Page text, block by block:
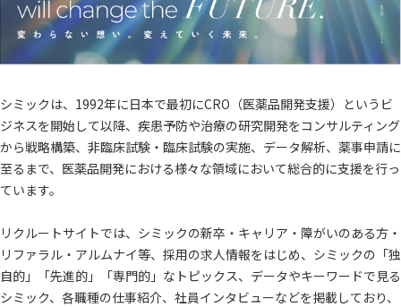
シミックは、1992年に日本で最初にCRO（医薬品開発支援）というビ
ジネスを開始して以降、疾患予防や治療の研究開発をコンサルティング
から戦略構築、非臨床試験・臨床試験の実施、データ解析、薬事申請に
至るまで、医薬品開発における様々な領域において総合的に支援を行っ
ています。
リクルートサイトでは、シミックの新卒・キャリア・障がいのある方・
リファラル・アルムナイ等、採用の求人情報をはじめ、シミックの「独
自的」「先進的」「専門的」なトピックス、データやキーワードで見る
シミック、各職種の仕事紹介、社員インタビューなどを掲載しており、